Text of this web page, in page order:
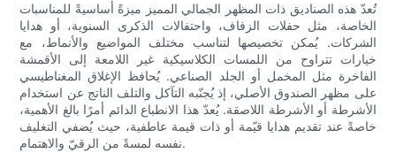
تُعدّ هذه الصناديق ذات المظهر الجمالي المميز ميزةً أساسيةً للمناسبات
الخاصة، مثل حفلات الزفاف، واحتفالات الذكرى السنوية، أو هدايا
الشركات. يُمكن تخصيصها لتناسب مختلف المواضيع والأنماط، مع
خيارات تتراوح من اللمسات الكلاسيكية غير اللامعة إلى الأقمشة
الفاخرة مثل المخمل أو الجلد الصناعي. يُحافظ الإغلاق المغناطيسي
على مظهر الصندوق الأصلي، إذ يُجنّبه التآكل والتلف الناتج عن استخدام
الأشرطة أو الأشرطة اللاصقة. يُعدّ هذا الانطباع الدائم أمرًا بالغ الأهمية،
خاصةً عند تقديم هدايا قيّمة أو ذات قيمة عاطفية، حيث يُضفي التغليف
نفسه لمسةً من الرقيّ والاهتمام.